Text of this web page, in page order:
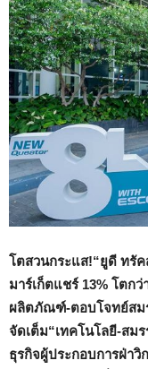
โตสวนกระแส!“ยูดี ทรัค
มาร์เก็ตแชร์ 13% โตกว่
ผลิตภัณฑ์-ตอบโจทย์สม
จัดเต็ม“เทคโนโลยี-สม
ธุรกิจผู้ประกอบการฝ่า